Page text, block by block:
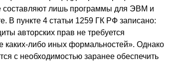
составляют лишь программы для ЭВМ и
В пункте 4 статьи 1259 ГК РФ записано:
авторских прав не требуется
каких-либо иных формальностей». Однако
с необходимостью заранее обеспечить